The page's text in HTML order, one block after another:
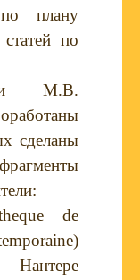
плану
по
М.В.
сделаны
de
)
Нантере